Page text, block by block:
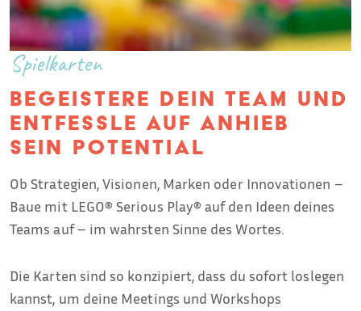
Spielkarten
BEGEISTERE DEIN TEAM UND
ENTFESSLE AUF ANHIEB
SEIN POTENTIAL
Ob Strategien, Visionen, Marken oder Innovationen –
Baue mit LEGO® Serious Play® auf den Ideen deines
Teams auf – im wahrsten Sinne des Wortes.
Die Karten sind so konzipiert, dass du sofort loslegen
kannst, um deine Meetings und Workshops